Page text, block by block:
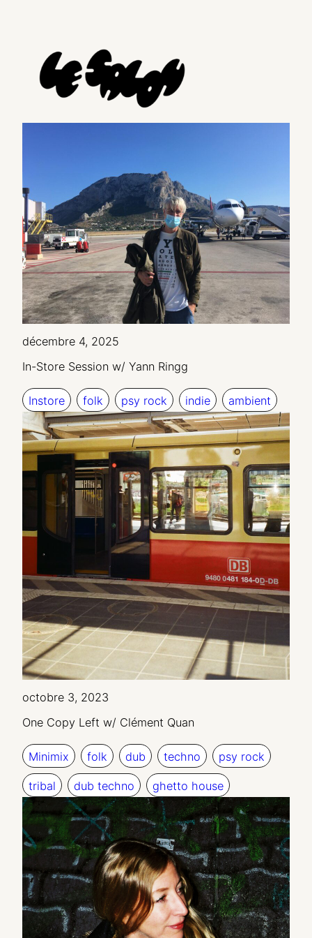
décembre 4, 2025
In-Store Session w/ Yann Ringg
Instore folk psy rock indie ambient
octobre 3, 2023
One Copy Left w/ Clément Quan
Minimix folk dub techno psy rock
tribal dub techno ghetto house